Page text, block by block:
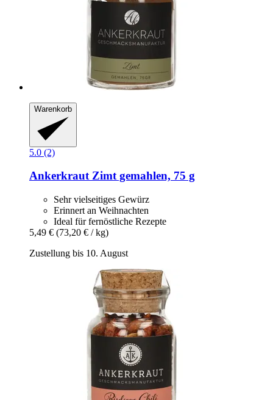
Warenkorb
5.0 (2)
AnkerkrautZimt gemahlen, 75 g
Sehr vielseitiges Gewürz
Erinnert an Weihnachten
Ideal für fernöstliche Rezepte
5,49 € (73,20 € / kg)
Zustellung bis 10. August